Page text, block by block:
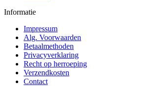
Informatie
Impressum
Alg. Voorwaarden
Betaalmethoden
Privacyverklaring
Recht op herroeping
Verzendkosten
Contact